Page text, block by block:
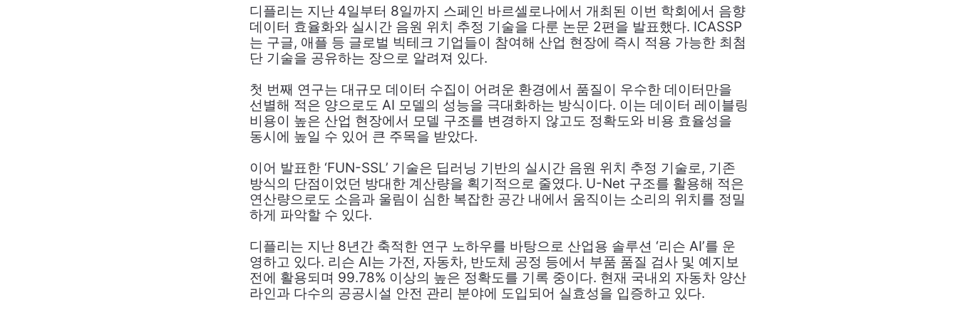
디플리는 지난 4일부터 8일까지 스페인 바르셀로나에서 개최된 이번 학회에서 음향
데이터 효율화와 실시간 음원 위치 추정 기술을 다룬 논문 2편을 발표했다. ICASSP
는 구글, 애플 등 글로벌 빅테크 기업들이 참여해 산업 현장에 즉시 적용 가능한 최첨
단 기술을 공유하는 장으로 알려져 있다.
첫 번째 연구는 대규모 데이터 수집이 어려운 환경에서 품질이 우수한 데이터만을
선별해 적은 양으로도 AI 모델의 성능을 극대화하는 방식이다. 이는 데이터 레이블링
비용이 높은 산업 현장에서 모델 구조를 변경하지 않고도 정확도와 비용 효율성을
동시에 높일 수 있어 큰 주목을 받았다.
이어 발표한 ‘FUN-SSL’ 기술은 딥러닝 기반의 실시간 음원 위치 추정 기술로, 기존
방식의 단점이었던 방대한 계산량을 획기적으로 줄였다. U-Net 구조를 활용해 적은
연산량으로도 소음과 울림이 심한 복잡한 공간 내에서 움직이는 소리의 위치를 정밀
하게 파악할 수 있다.
디플리는 지난 8년간 축적한 연구 노하우를 바탕으로 산업용 솔루션 ‘리슨 AI’를 운
영하고 있다. 리슨 AI는 가전, 자동차, 반도체 공정 등에서 부품 품질 검사 및 예지보
전에 활용되며 99.78% 이상의 높은 정확도를 기록 중이다. 현재 국내외 자동차 양산
라인과 다수의 공공시설 안전 관리 분야에 도입되어 실효성을 입증하고 있다.